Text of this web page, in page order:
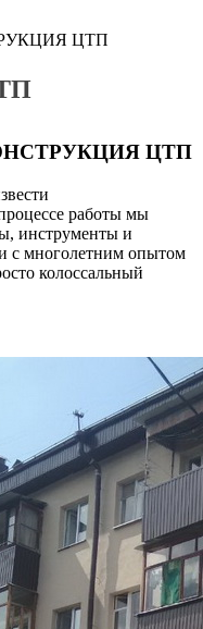
ЦТП
работы мы
инструменты и
с многолетним опытом
колоссальный